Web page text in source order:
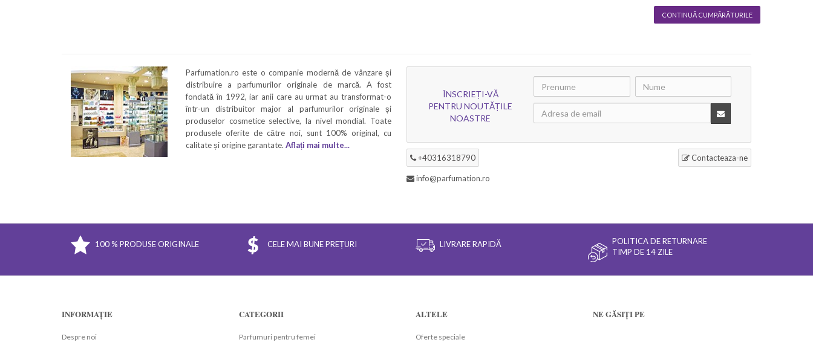
CONTINUĂ CUMPĂRĂTURILE
Parfumation.ro este o companie modernă de vânzare și
distribuire a parfumurilor originale de marcă. A fost
fondată în 1992, iar anii care au urmat au transformat-o
într-un distribuitor major al parfumurilor originale și
produselor cosmetice selective, la nivel mondial. Toate
produsele oferite de către noi, sunt 100% original, cu
calitate și origine garantate. Aflați mai multe...
ÎNSCRIEȚI-VĂ
PENTRU NOUTĂȚILE
NOASTRE
+40316318790 Contacteaza-ne
info@parfumation.ro
100 % PRODUSE ORIGINALE CELE MAI BUNE PREȚURI LIVRARE RAPIDĂ
POLITICA DE RETURNARE
TIMP DE 14 ZILE
INFORMAȚIE
Despre noi
CATEGORII
Parfumuri pentru femei
ALTELE
Oferte speciale
NE GĂSIȚI PE